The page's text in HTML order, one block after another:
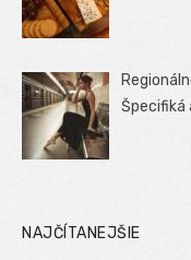
Špecifiká
NAJČÍTANEJŠIE